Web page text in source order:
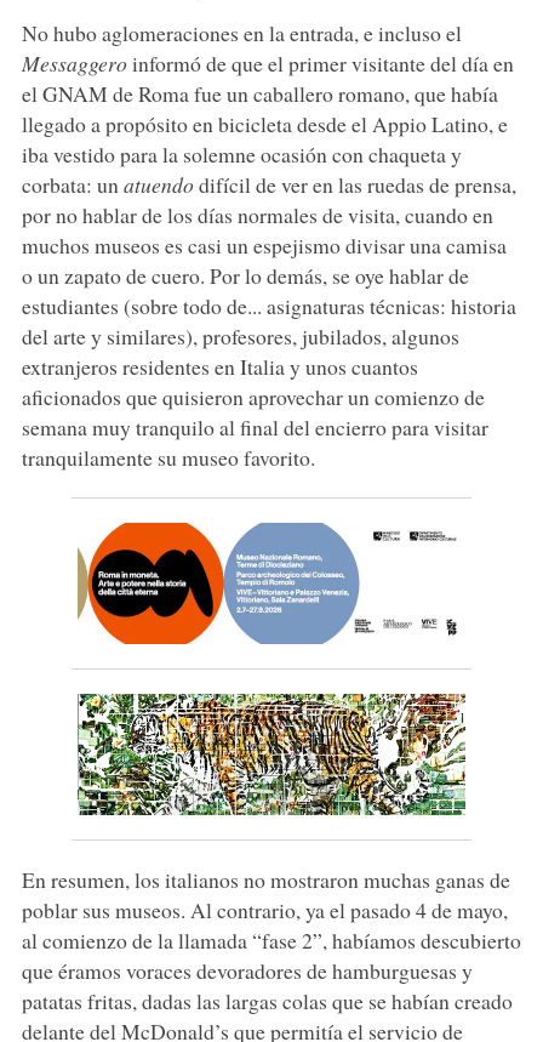
No hubo aglomeraciones en la entrada, e incluso el
Messaggeroinformó de que el primer visitante del día en
el GNAM de Roma fue un caballero romano, que había
llegado a propósito en bicicleta desde el Appio Latino, e
iba vestido para la solemne ocasión con chaqueta y
corbata: un atuendodifícil de ver en las ruedas de prensa,
por no hablar de los días normales de visita, cuando en
muchos museos es casi un espejismo divisar una camisa
o un zapato de cuero. Por lo demás, se oye hablar de
estudiantes (sobre todo de... asignaturas técnicas: historia
del arte y similares), profesores, jubilados, algunos
extranjeros residentes en Italia y unos cuantos
aficionados que quisieron aprovechar un comienzo de
semana muy tranquilo al final del encierro para visitar
tranquilamente su museo favorito.
En resumen, los italianos no mostraron muchas ganas de
poblar sus museos. Al contrario, ya el pasado 4 de mayo,
al comienzo de la llamada “fase 2”, habíamos descubierto
que éramos voraces devoradores de hamburguesas y
patatas fritas, dadas las largas colas que se habían creado
delante del McDonald’s que permitía el servicio de